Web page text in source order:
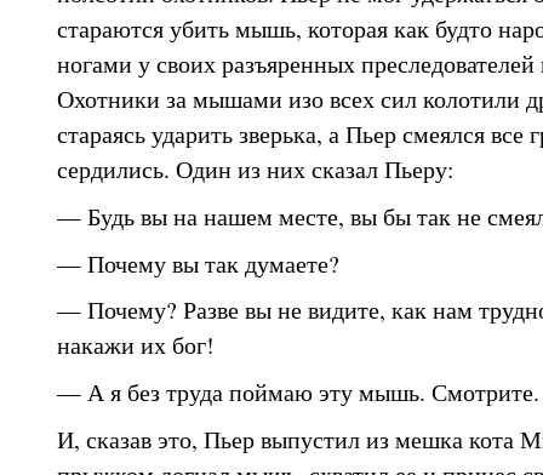
стараются убить мышь, которая как будто
ногами у своих разъяренных
Охотники за мышами изо всех сил колотили
стараясь ударить зверька, а Пьер смеялся
сердились. Один из них сказал Пьеру:
— Будь вы на нашем месте, вы бы так не
— Почему вы так думаете?
— Почему? Разве вы не видите, как нам
накажи их бог!
— А я без труда поймаю эту мышь. Смотрите.
И, сказав это, Пьер выпустил из мешка кота